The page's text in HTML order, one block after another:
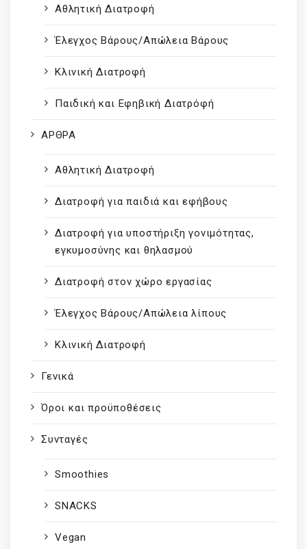
Αθλητική Διατροφή
Έλεγχος Βάρους/Απώλεια Βάρους
Κλινική Διατροφή
Παιδική και Εφηβική Διατρόφή
ΑΡΘΡΑ
Αθλητική Διατροφή
Διατροφή για παιδιά και εφήβους
Διατροφή για υποστήριξη γονιμότητας,
εγκυμοσύνης και θηλασμού
Διατροφή στον χώρο εργασίας
Έλεγχος Βάρους/Απώλεια λίπους
Κλινική Διατροφή
Γενικά
Όροι και προϋποθέσεις
Συνταγές
Smoothies
SNACKS
Vegan